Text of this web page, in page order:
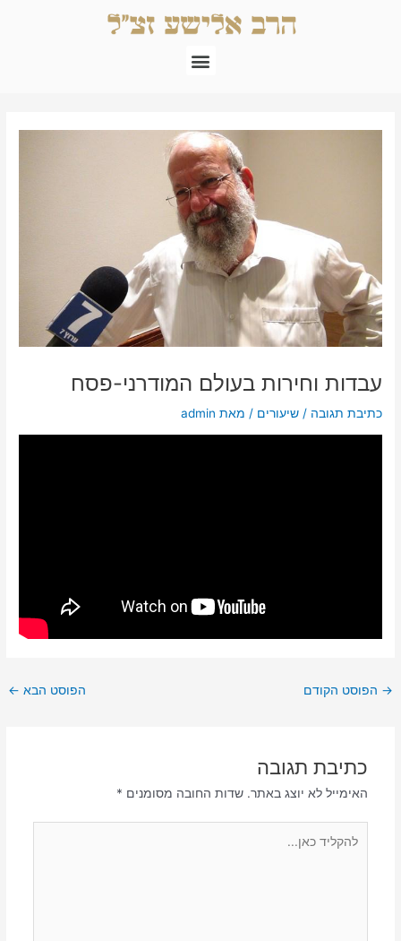
תפריט
עבדות וחירות בעולם המודרני-פסח
כתיבת תגובה /שיעורים / מאת admin
→ הפוסט הקודם הפוסט הבא ←
כתיבת תגובה
האימייל לא יוצג באתר. שדות החובה מסומנים *
כאן...